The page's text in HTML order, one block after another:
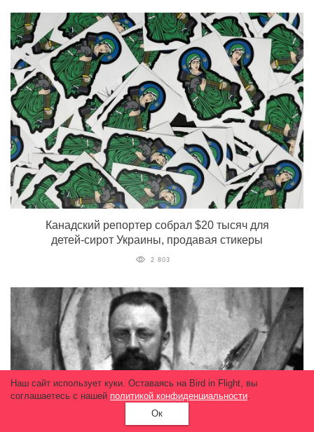
Канадский репортер собрал $20 тысяч для
детей-сирот Украины, продавая стикеры
2 803
Наш сайт использует куки. Оставаясь на Bird in Flight, вы
соглашаетесь с нашей политикой конфиденциальности.
Ок